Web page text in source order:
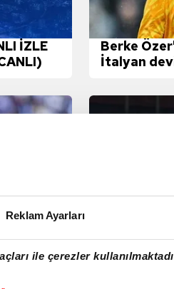
Reklam Ayarları
ile çerezler
İZLE
Berke
İtalyan